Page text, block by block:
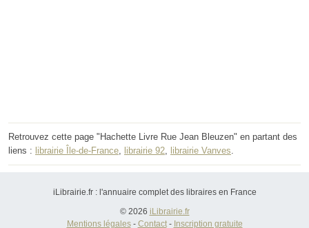
Retrouvez cette page "Hachette Livre Rue Jean Bleuzen" en partant des
liens : librairie Île-de-France librairie 92 librairie Vanves
iLibrairie.fr : l'annuaire complet des libraires en France
© 2026 iLibrairie.fr
Mentions légales- Contact- Inscription gratuite